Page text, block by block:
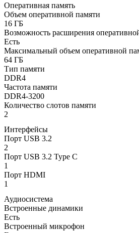
Оперативная память
Объем оперативной памяти
16 ГБ
Возможность расширения
Есть
Максимальный объем оперативной
64 ГБ
Тип памяти
DDR4
Частота памяти
DDR4-3200
Количество слотов памяти
2
Интерфейсы
Порт USB 3.2
2
Порт USB 3.2 Type C
1
Порт HDMI
1
Аудиосистема
Встроенные динамики
Есть
Встроенный микрофон